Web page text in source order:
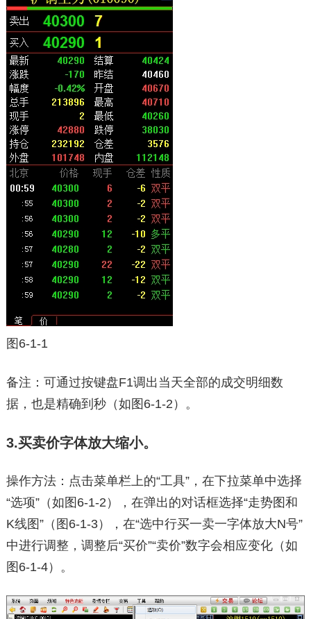
图6-1-1
备注：可通过按键盘F1调出当天全部的成交明细数
据，也是精确到秒（如图6-1-2）。
3.买卖价字体放大缩小。
操作方法：点击菜单栏上的“工具”，在下拉菜单中选择
“选项”（如图6-1-2），在弹出的对话框选择“走势图和
K线图”（图6-1-3），在“选中行买一卖一字体放大N号”
中进行调整，调整后“买价”“卖价”数字会相应变化（如
图6-1-4）。